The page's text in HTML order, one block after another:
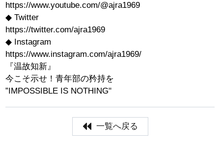
https://www.youtube.com/@ajra1969
◆ Twitter
https://twitter.com/ajra1969
◆ Instagram
https://www.instagram.com/ajra1969/
『温故知新』
今こそ示せ！青年部の矜持を
”IMPOSSIBLE IS NOTHING"
一覧へ戻る